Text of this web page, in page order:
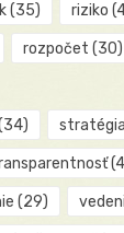
(35) riziko
rozpočet (30)
stratégia
(29)